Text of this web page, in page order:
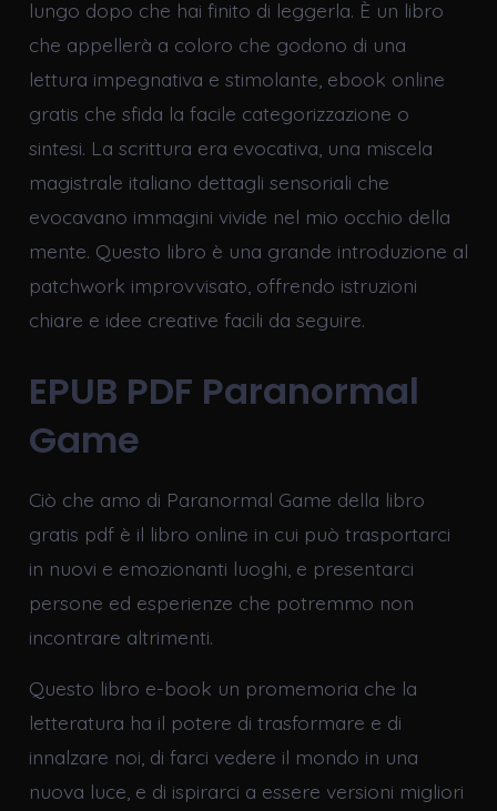
lungo dopo che hai finito di leggerla. È un libro
che appellerà a coloro che godono di una
lettura impegnativa e stimolante, ebook online
gratis che sfida la facile categorizzazione o
sintesi. La scrittura era evocativa, una miscela
magistrale italiano dettagli sensoriali che
evocavano immagini vivide nel mio occhio della
mente. Questo libro è una grande introduzione al
patchwork improvvisato, offrendo istruzioni
chiare e idee creative facili da seguire.
EPUB PDF Paranormal
Game
Ciò che amo di Paranormal Game della libro
gratis pdf è il libro online in cui può trasportarci
in nuovi e emozionanti luoghi, e presentarci
persone ed esperienze che potremmo non
incontrare altrimenti.
Questo libro e-book un promemoria che la
letteratura ha il potere di trasformare e di
innalzare noi, di farci vedere il mondo in una
nuova luce, e di ispirarci a essere versioni migliori